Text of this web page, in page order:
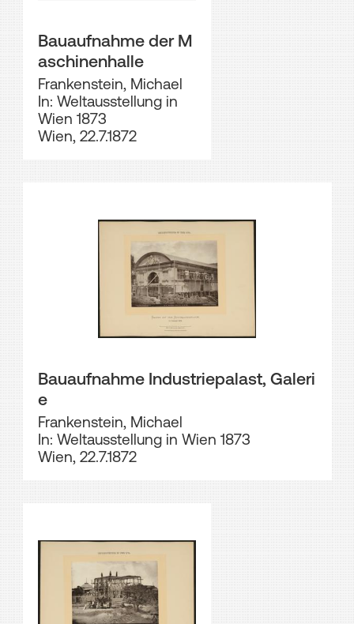
Bauaufnahme der M
aschinenhalle
Frankenstein, Michael
In: Weltausstellung in
Wien 1873
Wien, 22.7.1872
Bauaufnahme Industriepalast, Galeri
e
Frankenstein, Michael
In: Weltausstellung in Wien 1873
Wien, 22.7.1872